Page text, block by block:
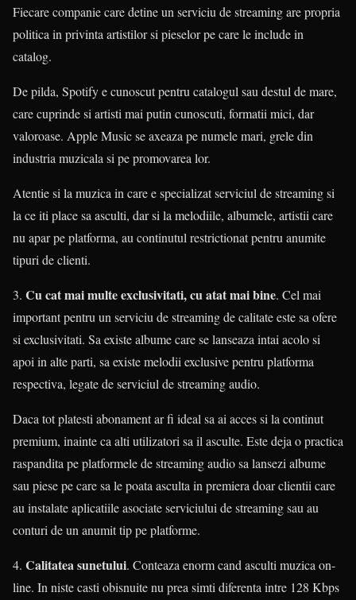
Fiecare companie care detine un serviciu de streaming are propria
politica in privinta artistilor si pieselor pe care le include in
catalog.
De pilda, Spotify e cunoscut pentru catalogul sau destul de mare,
care cuprinde si artisti mai putin cunoscuti, formatii mici, dar
valoroase. Apple Music se axeaza pe numele mari, grele din
industria muzicala si pe promovarea lor.
Atentie si la muzica in care e specializat serviciul de streaming si
la ce iti place sa asculti, dar si la melodiile, albumele, artistii care
nu apar pe platforma, au continutul restrictionat pentru anumite
tipuri de clienti.
3. Cu cat mai multe exclusivitati, cu atat mai bine. Cel mai
important pentru un serviciu de streaming de calitate este sa ofere
si exclusivitati. Sa existe albume care se lanseaza intai acolo si
apoi in alte parti, sa existe melodii exclusive pentru platforma
respectiva, legate de serviciul de streaming audio.
Daca tot platesti abonament ar fi ideal sa ai acces si la continut
premium, inainte ca alti utilizatori sa il asculte. Este deja o practica
raspandita pe platformele de streaming audio sa lansezi albume
sau piese pe care sa le poata asculta in premiera doar clientii care
au instalate aplicatiile asociate serviciului de streaming sau au
conturi de un anumit tip pe platforme.
4. Calitatea sunetului. Conteaza enorm cand asculti muzica on-
line. In niste casti obisnuite nu prea simti diferenta intre 128 Kbps